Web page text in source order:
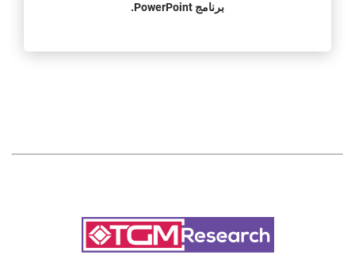
برنامج PowerPoint.